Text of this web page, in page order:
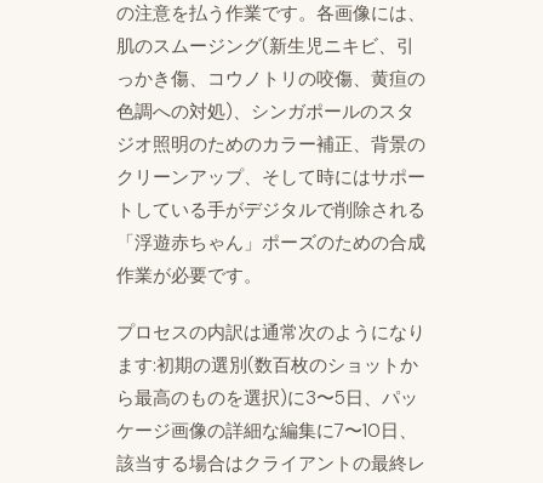
の注意を払う作業です。各画像には、
肌のスムージング(新生児ニキビ、引
っかき傷、コウノトリの咬傷、黄疸の
色調への対処)、シンガポールのスタ
ジオ照明のためのカラー補正、背景の
クリーンアップ、そして時にはサポー
トしている手がデジタルで削除される
「浮遊赤ちゃん」ポーズのための合成
作業が必要です。
プロセスの内訳は通常次のようになり
ます:初期の選別(数百枚のショットか
ら最高のものを選択)に3〜5日、パッ
ケージ画像の詳細な編集に7〜10日、
該当する場合はクライアントの最終レ